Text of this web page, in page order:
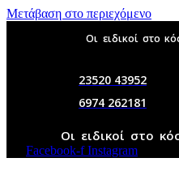
Μετάβαση στο περιεχόμενο
Οι ειδικοί στο
23520 43952
6974 262181
Οι ειδικοί στο
Facebook-f Instagram